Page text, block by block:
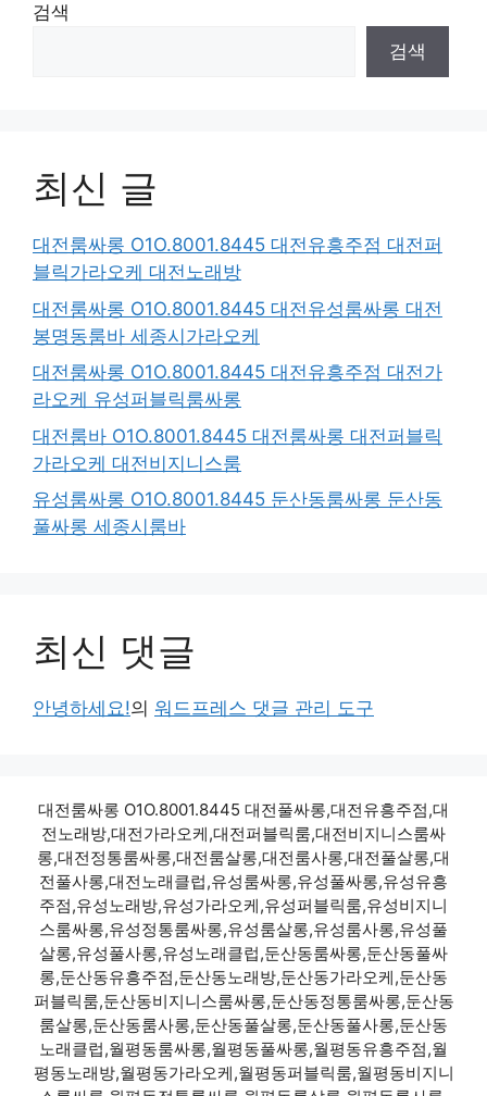
검색
검색
최신 글
대전룸싸롱 O1O.8001.8445 대전유흥주점 대전퍼
블릭가라오케 대전노래방
대전룸싸롱 O1O.8001.8445 대전유성룸싸롱 대전
봉명동룸바 세종시가라오케
대전룸싸롱 O1O.8001.8445 대전유흥주점 대전가
라오케 유성퍼블릭룸싸롱
대전룸바 O1O.8001.8445 대전룸싸롱 대전퍼블릭
가라오케 대전비지니스룸
유성룸싸롱 O1O.8001.8445 둔산동룸싸롱 둔산동
풀싸롱 세종시룸바
최신 댓글
안녕하세요!의 워드프레스 댓글 관리 도구
대전룸싸롱 O1O.8001.8445 대전풀싸롱,대전유흥주점,대
전노래방,대전가라오케,대전퍼블릭룸,대전비지니스룸싸
롱,대전정통룸싸롱,대전룸살롱,대전룸사롱,대전풀살롱,대
전풀사롱,대전노래클럽,유성룸싸롱,유성풀싸롱,유성유흥
주점,유성노래방,유성가라오케,유성퍼블릭룸,유성비지니
스룸싸롱,유성정통룸싸롱,유성룸살롱,유성룸사롱,유성풀
살롱,유성풀사롱,유성노래클럽,둔산동룸싸롱,둔산동풀싸
롱,둔산동유흥주점,둔산동노래방,둔산동가라오케,둔산동
퍼블릭룸,둔산동비지니스룸싸롱,둔산동정통룸싸롱,둔산동
룸살롱,둔산동룸사롱,둔산동풀살롱,둔산동풀사롱,둔산동
노래클럽,월평동룸싸롱,월평동풀싸롱,월평동유흥주점,월
평동노래방,월평동가라오케,월평동퍼블릭룸,월평동비지니